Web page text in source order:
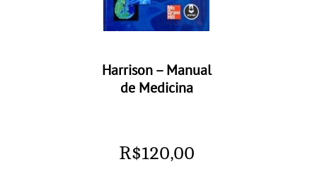
Harrison – Manual
de Medicina
R$120,00